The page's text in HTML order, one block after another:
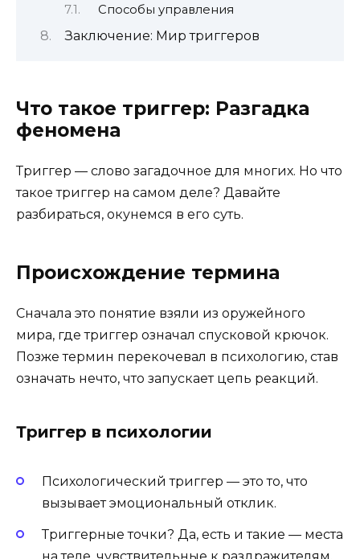
Способы управления
Заключение: Мир триггеров
Что такое триггер: Разгадка
феномена
Триггер — слово загадочное для многих. Но что
такое триггер на самом деле? Давайте
разбираться, окунемся в его суть.
Происхождение термина
Сначала это понятие взяли из оружейного
мира, где триггер означал спусковой крючок.
Позже термин перекочевал в психологию, став
означать нечто, что запускает цепь реакций.
Триггер в психологии
Психологический триггер — это то, что
вызывает эмоциональный отклик.
Триггерные точки? Да, есть и такие — места
на теле, чувствительные к раздражителям.